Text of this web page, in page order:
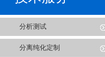
分析测试
分离纯化定制